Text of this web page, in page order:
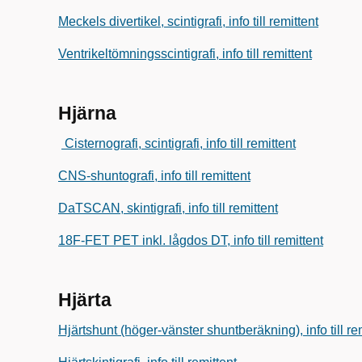
Meckels divertikel, scintigrafi, info till remittent
Ventrikeltömningsscintigrafi, info till remittent
Hjärna
Cisternografi, scintigrafi, info till remittent
CNS-shuntografi, info till remittent
DaTSCAN, skintigrafi, info till remittent
18F-FET PET inkl. lågdos DT, info till remittent
Hjärta
Hjärtshunt (höger-vänster shuntberäkning), info till